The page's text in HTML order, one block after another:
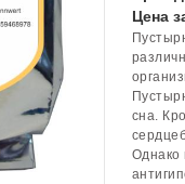
Цена
сна.
Однако